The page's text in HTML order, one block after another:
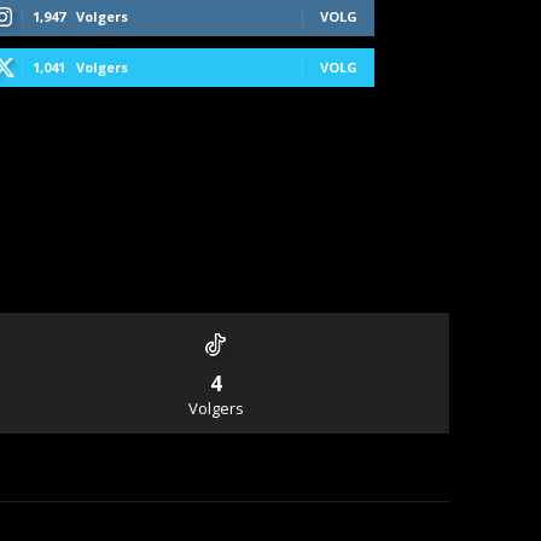
1,947 Volgers VOLG
1,041 Volgers VOLG
4
Volgers